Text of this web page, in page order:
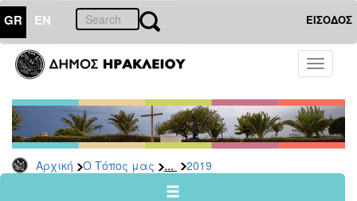
GR EN ΕΙΣΟΔΟΣ
Toggle
Αρχική Ο Τόπος μας ... 2019
ΤΟΠΟΣ
ΜΑΣ
Ανακοινώσεις
Αρχείο
2026